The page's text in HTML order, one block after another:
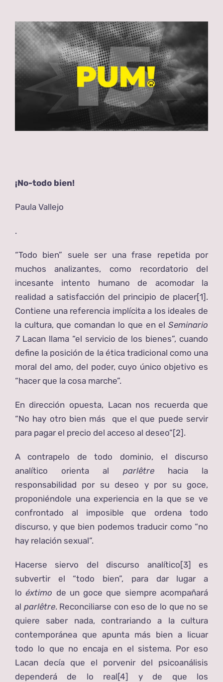
View
Larger
Image
¡No-todo bien!
Paula Vallejo
.
“Todo bien” suele ser una frase repetida por
muchos analizantes, como recordatorio del
incesante intento humano de acomodar la
realidad a satisfacción del principio de placer[1].
Contiene una referencia implícita a los ideales de
la cultura, que comandan lo que en elSeminario
7Lacan llama “el servicio de los bienes”, cuando
define la posición de la ética tradicional como una
moral del amo, del poder, cuyo único objetivo es
“hacer que la cosa marche”.
En dirección opuesta, Lacan nos recuerda que
“No hay otro bien más que el que puede servir
para pagar el precio del acceso al deseo”[2].
A contrapelo de todo dominio, el discurso
analítico orienta al parlêtrehacia la
responsabilidad por su deseo y por su goce,
proponiéndole una experiencia en la que se ve
confrontado al imposible que ordena todo
discurso, y que bien podemos traducir como “no
hay relación sexual”.
Hacerse siervo del discurso analítico[3] es
subvertir el “todo bien”, para dar lugar a
loéxtimo de un goce que siempre acompañará
al parlêtre. Reconciliarse con eso de lo que no se
quiere saber nada, contrariando a la cultura
contemporánea que apunta más bien a licuar
todo lo que no encaja en el sistema. Por eso
Lacan decía que el porvenir del psicoanálisis
dependerá de lo real[4] y de que los